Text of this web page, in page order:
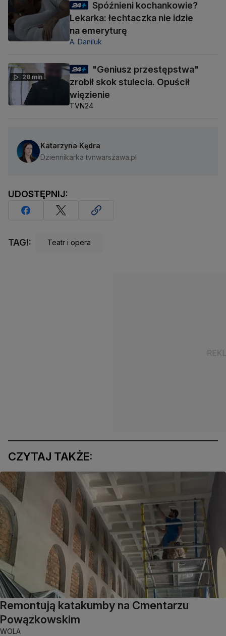
Spóźnieni kochankowie?
Lekarka: łechtaczka nie idzie
na emeryturę
A. Daniluk
28 min
"Geniusz przestępstwa"
zrobił skok stulecia. Opuścił
więzienie
TVN24
Katarzyna Kędra
Dziennikarka tvnwarszawa.pl
UDOSTĘPNIJ:
TAGI: Teatr i opera
CZYTAJ TAKŻE:
Remontują katakumby na Cmentarzu
Powązkowskim
WOLA